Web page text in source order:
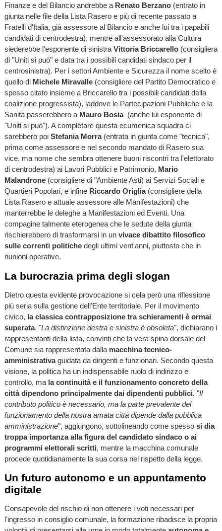
Finanze e del Bilancio andrebbe a Renato Berzano(entrato in
giunta nelle file della Lista Rasero e più di recente passato a
Fratelli d'Italia, già assessore al Bilancio e anche lui tra i papabili
candidati di centrodestra), mentre all'assessorato alla Cultura
siederebbe l'esponente di sinistra Vittoria Briccarello (consigliera
di "Uniti si può" e data tra i possibili candidati sindaco per il
centrosinistra). Per i settori Ambiente e Sicurezza il nome scelto è
quello di Michele Miravalle(consigliere del Partito Democratico e
spesso citato insieme a Briccarello tra i possibili candidati della
coalizione progressista), laddove le Partecipazioni Pubbliche e la
Sanità passerebbero a Mauro Bosia(anche lui esponente di
"Uniti si può"). A completare questa ecumenica squadra ci
sarebbero poi Stefania Morra(entrata in giunta come "tecnica",
prima come assessore e nel secondo mandato di Rasero sua
vice, ma nome che sembra ottenere buoni riscontri tra l'elettorato
di centrodestra) ai Lavori Pubblici e Patrimonio, Mario
Malandrone (consigliere di "Ambiente Asti) ai Servizi Sociali e
Quartieri Popolari, e infine Riccardo Origlia(consigliere della
Lista Rasero e attuale assessore alle Manifestazioni) che
manterrebbe le deleghe a Manifestazioni ed Eventi. Una
compagine talmente eterogenea che le sedute della giunta
rischierebbero di trasformarsi in un vivace dibattito filosofico
sulle correnti politiche degli ultimi vent'anni, piuttosto che in
riunioni operative.
La burocrazia prima degli slogan
Dietro questa evidente provocazione si cela però una riflessione
più seria sulla gestione dell'Ente territoriale. Per il movimento
civico, la classica contrapposizione tra schieramenti è ormai
superata. "La distinzione destra e sinistra è obsoleta", dichiarano i
rappresentanti della lista, convinti che la vera spina dorsale del
Comune sia rappresentata dalla macchina tecnico-
amministrativaguidata da dirigenti e funzionari. Secondo questa
visione, la politica ha un indispensabile ruolo di indirizzo e
controllo, ma la continuità e il funzionamento concreto della
città dipendono principalmente dai dipendenti pubblici."Il
contributo politico è necessario, ma la parte prevalente del
funzionamento della nostra amata città dipende dalla pubblica
amministrazione", aggiungono, sottolineando come spesso si dia
troppa importanza alla figura del candidato sindaco o ai
programmi elettorali scritti, mentre la macchina comunale
procede quotidianamente la sua corsa nel rispetto della legge.
Un futuro autonomo e un appuntamento
digitale
Consapevole del rischio di non ottenere i voti necessari per
l'ingresso in consiglio comunale, la formazione ribadisce la propria